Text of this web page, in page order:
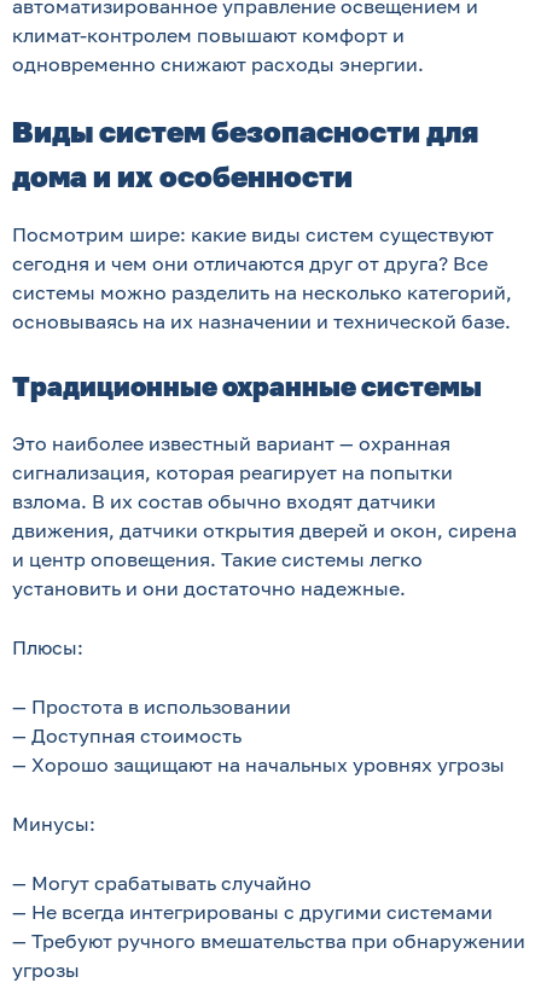
автоматизированное управление освещением и
климат-контролем повышают комфорт и
одновременно снижают расходы энергии.
Виды систем безопасности для
дома и их особенности
Посмотрим шире: какие виды систем существуют
сегодня и чем они отличаются друг от друга? Все
системы можно разделить на несколько категорий,
основываясь на их назначении и технической базе.
Традиционные охранные системы
Это наиболее известный вариант — охранная
сигнализация, которая реагирует на попытки
взлома. В их состав обычно входят датчики
движения, датчики открытия дверей и окон, сирена
и центр оповещения. Такие системы легко
установить и они достаточно надежные.
Плюсы:
— Простота в использовании
— Доступная стоимость
— Хорошо защищают на начальных уровнях угрозы
Минусы:
— Могут срабатывать случайно
— Не всегда интегрированы с другими системами
— Требуют ручного вмешательства при обнаружении
угрозы